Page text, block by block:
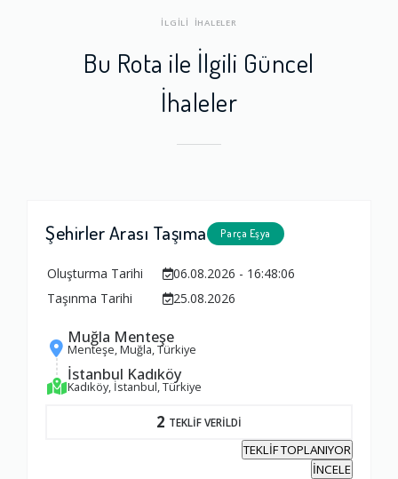
İLGİLİ İHALELER
Bu Rota ile İlgili Güncel
İhaleler
Şehirler Arası Taşıma Parça Eşya
Oluşturma Tarihi
06.08.2026 - 16:48:06
Taşınma Tarihi
25.08.2026
Muğla Menteşe
Menteşe, Muğla, Türkiye
İstanbul Kadıköy
Kadıköy, İstanbul, Türkiye
2 TEKLİF VERİLDİ
TEKLİF TOPLANIYOR
İNCELE